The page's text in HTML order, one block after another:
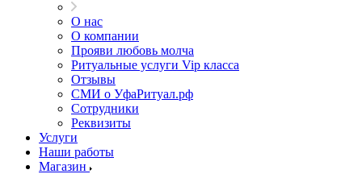
О нас
О компании
Прояви любовь молча
Ритуальные услуги Vip класса
Отзывы
СМИ о УфаРитуал.рф
Сотрудники
Реквизиты
Услуги
Наши работы
Магазин